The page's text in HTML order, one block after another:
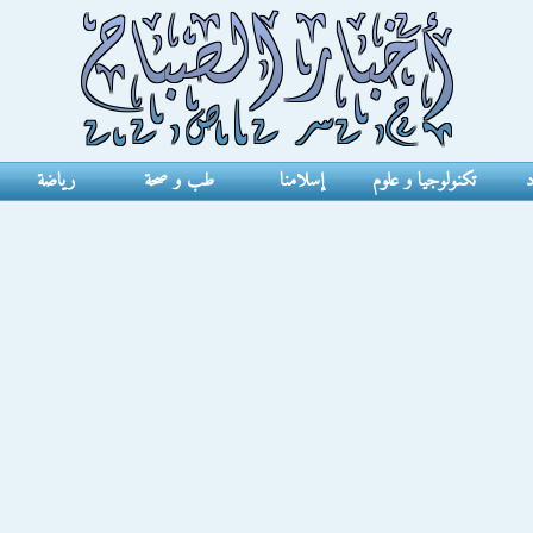
تكنولوجيا و علوم إسلامنا طب و صحة رياضة